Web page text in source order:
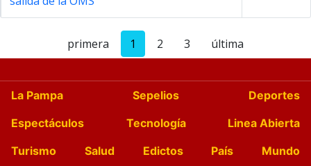
primera 1 2 3 última
La Pampa Sepelios
Deportes
Espectáculos
Tecnología
Linea Abierta
Turismo
Salud Edictos País
Mundo